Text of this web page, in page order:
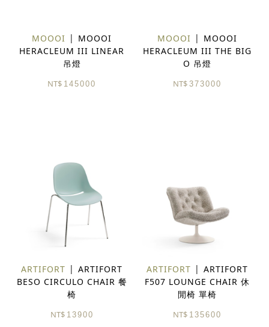
MOOOI
MOOOI
HERACLEUM III LINEAR
吊燈
NT$ 145000
MOOOI
MOOOI
HERACLEUM III THE BIG
O 吊燈
NT$ 373000
ARTIFORT
ARTIFORT
BESO CIRCULO CHAIR 餐
椅
NT$ 13900
ARTIFORT
ARTIFORT
F507 LOUNGE CHAIR 休
閒椅 單椅
NT$ 135600